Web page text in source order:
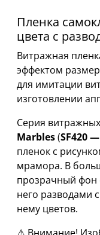
Пленка
цвета с
Витражная
эффектом
для имитации
изготовлении
Серия
Marbles(SF420
пленок с
мрамора. В
прозрачный фон
него разводами
нему цветов.